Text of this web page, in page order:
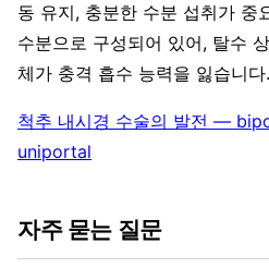
동 유지, 충분한 수분 섭취가 중
수분으로 구성되어 있어, 탈수
체가 충격 흡수 능력을 잃습니다.
척추 내시경 수술의 발전 —
uniportal
자주 묻는 질문